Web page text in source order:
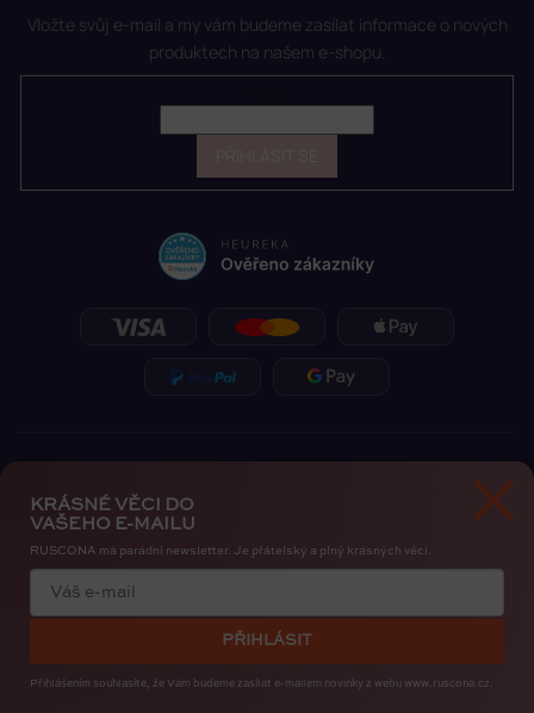
Vložte svůj e-mail a my vám budeme zasílat informace o nových
produktech na našem e-shopu.
Zásady ochrany osobních údajůCookies
Copyright 2026RUSCONA Česko. Všechna práva vyhrazena.
Upravit nastavení cookies
KRÁSNÉ VĚCI DO
VAŠEHO E-MAILU
RUSCONA má parádní newsletter. Je přátelský a plný krásných věcí.
PŘIHLÁSIT
Přihlášením souhlasíte, že Vám budeme zasílat e-mailem novinky z webu www.ruscona.cz.